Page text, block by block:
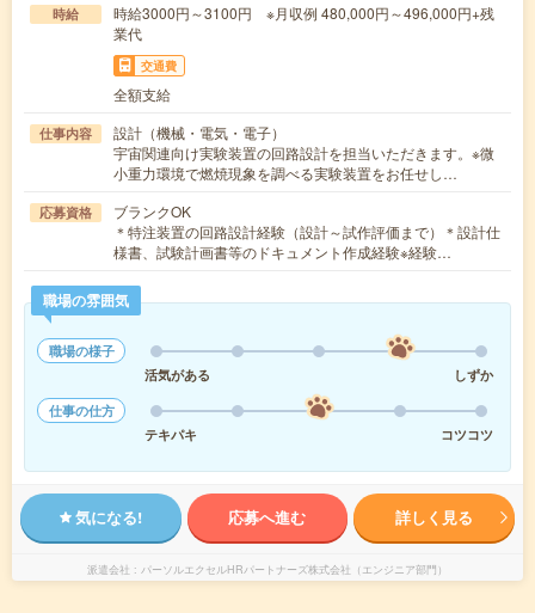
時給
時給3000円～3100円 ※月収例 480,000円～496,000円+残
業代
交通費
全額支給
仕事内容
設計（機械・電気・電子）
宇宙関連向け実験装置の回路設計を担当いただきます。※微
小重力環境で燃焼現象を調べる実験装置をお任せし…
応募資格
ブランクOK
＊特注装置の回路設計経験（設計～試作評価まで）＊設計仕
様書、試験計画書等のドキュメント作成経験※経験…
職場の雰囲気
職場の様子
活気がある
しずか
仕事の仕方
テキパキ
コツコツ
気になる! 応募へ進む 詳しく見る
派遣会社 パーソルエクセルHRパートナーズ株式会社（エンジニア部門）